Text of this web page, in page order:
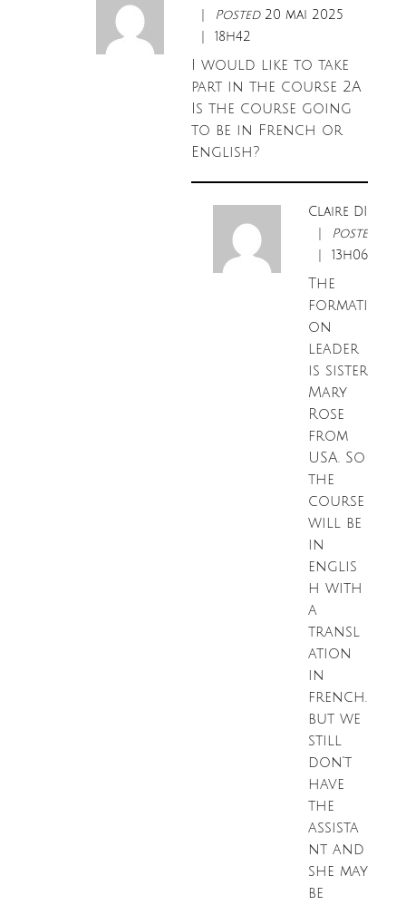
Posted 20 mai 2025
18h42
I would like to take
part in the course 2A
Is the course going
to be in French or
English?
Claire
Posted
13h06
The
formati
on
leader
is sister
Mary
Rose
from
USA. So
the
course
will be
in
englis
h with
a
transl
ation
in
french.
but we
still
don’t
have
the
assista
nt and
she may
be